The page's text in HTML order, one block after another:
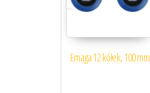
Emaga 12 kółek, 100 mm